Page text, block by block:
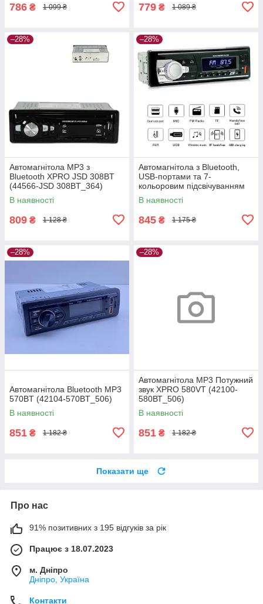
786 ₴ 1 099 ₴ 779 ₴ 1 089 ₴
–28%
Автомагнітола MP3 з
Bluetooth XPRO JSD 308BT
(44566-JSD 308BT_364)
В наявності
809 ₴ 1 128 ₴
–28%
Автомагнітола з Bluetooth,
USB-портами та 7-
кольоровим підсвічуванням
XPRO JSD-521 BT (42460-
JSD-521_506)
В наявності
845 ₴ 1 175 ₴
–28%
Автомагнітола Bluetooth MP3
570BT (42104-570BT_506)
В наявності
851 ₴ 1 182 ₴
–28%
Автомагнітола MP3 Потужний
звук XPRO 580VT (42100-
580ВТ_506)
В наявності
851 ₴ 1 182 ₴
Показати ще
Про нас
91% позитивних з 195 відгуків за рік
Працює з 18.07.2023
м. Дніпро
Дніпро, Україна
Контакти